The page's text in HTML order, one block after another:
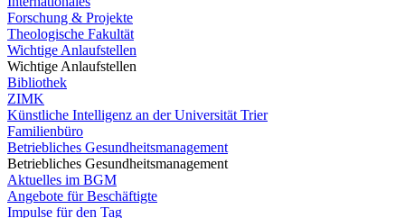
Forschung & Projekte
Theologische Fakultät
Wichtige Anlaufstellen
Wichtige Anlaufstellen
Bibliothek
ZIMK
Künstliche Intelligenz an der Universität Trier
Familienbüro
Betriebliches Gesundheitsmanagement
Betriebliches Gesundheitsmanagement
Aktuelles im BGM
Angebote für Beschäftigte
Impulse für den Tag